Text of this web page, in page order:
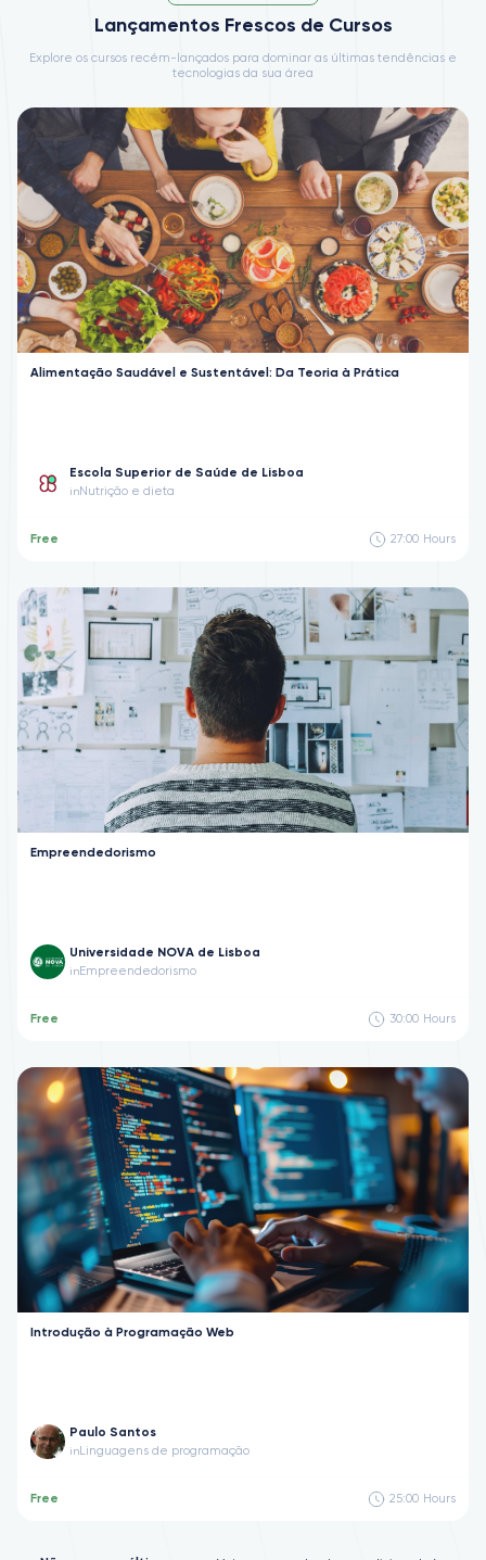
Lançamentos Frescos de Cursos
Explore os cursos recém-lançados para dominar as últimas tendências e
tecnologias da sua área
Alimentação Saudável e Sustentável: Da Teoria à Prática
Escola Superior de Saúde de Lisboa
in Nutrição e dieta
Free 27:00 Hours
Empreendedorismo
Universidade NOVA de Lisboa
in Empreendedorismo
Free 30:00 Hours
Introdução à Programação Web
Paulo Santos
in Linguagens de programação
Free 25:00 Hours